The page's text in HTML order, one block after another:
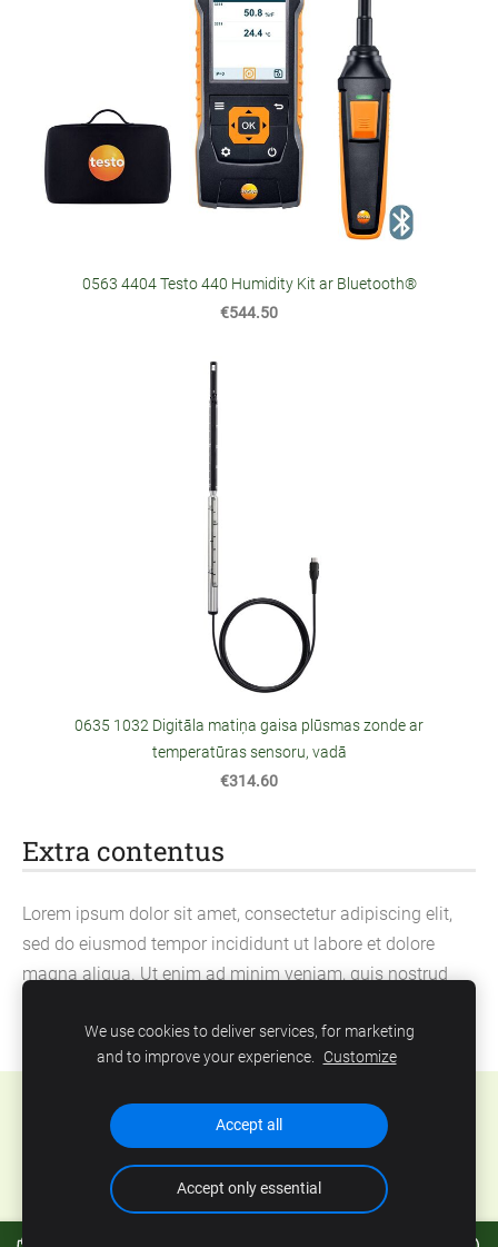
Extra contentus
Lorem ipsum dolor sit amet, consectetur adipiscing elit,
sed do eiusmod tempor incididunt ut labore et dolore
magna aliqua. Ut enim ad minim veniam, quis nostrud
commodo consequat.
0563 4404 Testo 440 Humidity Kit ar Bluetooth®
€544.50
0635 1032 Digitāla matiņa gaisa plūsmas zonde ar
temperatūras sensoru, vadā
€314.60
We use cookies to deliver services, for marketing
and to improve your experience. Customize
Accept all
Accept only essential